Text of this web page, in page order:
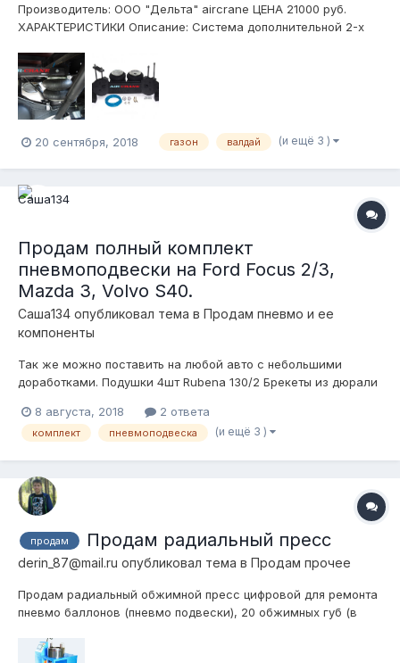
Производитель: ООО "Дельта" aircrane ЦЕНА 21000 руб.
ХАРАКТЕРИСТИКИ Описание: Система дополнительной 2-х
креплением из 5мм стали. Мы сами спроектировали эту
простую, но прочную конструкцию специально для
автомобилей Газель, Газ...
20 сентября, 2018 газон валдай (и ещё 3 )
Продам полный комплект
пневмоподвески на Ford Focus 2/3,
Mazda 3, Volvo S40.
Саша134 опубликовал тема в Продам пневмо и ее
компоненты
Так же можно поставить на любой авто с небольшими
доработками. Подушки 4шт Rubena 130/2 Брекеты из дюрали
клапан аварийного сброса, порт для подкачки шин, и т д. Все
магистрали трубка 8 ( скорость работы хорошая) Компре...
8 августа, 2018 2 ответа
комплект пневмоподвеска (и ещё 3 )
продам Продам радиальный пресс
derin_87@mail.ru опубликовал тема в Продам прочее
Продам радиальный обжимной пресс цифровой для ремонта
пневмо баллонов (пневмо подвески), 20 обжимных губ (в
10тыс.руб/шт.) + материал на 100 тыс. Пресс новый,